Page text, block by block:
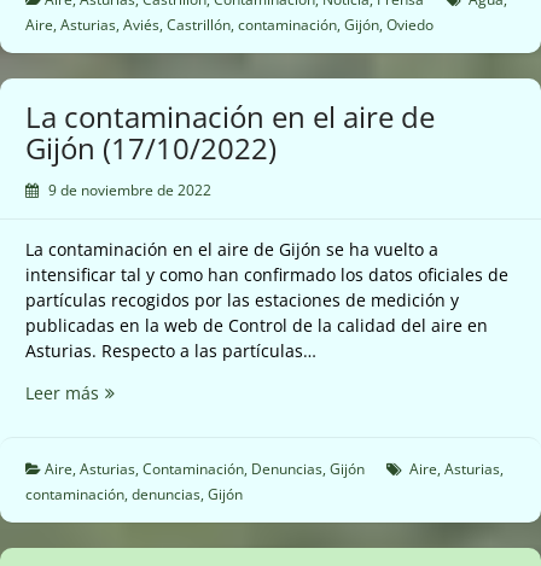
subida
de
la
(18/10/2022)
Aire, Asturias, Aviés, Castrillón, contaminación, Gijón, Oviedo
La contaminación en el aire de
Gijón (17/10/2022)
9 de noviembre de 2022
La contaminación en el aire de Gijón se ha vuelto a
intensificar tal y como han confirmado los datos oficiales de
partículas recogidos por las estaciones de medición y
publicadas en la web de Control de la calidad del aire en
Asturias. Respecto a las partículas…
Leer más La
el
aire
de
Gijón
Aire, Asturias, Contaminación, Denuncias, Gijón Aire, Asturias,
contaminación, denuncias, Gijón